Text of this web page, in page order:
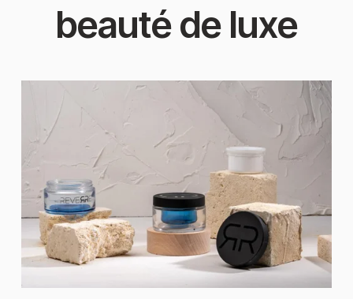
beauté de luxe